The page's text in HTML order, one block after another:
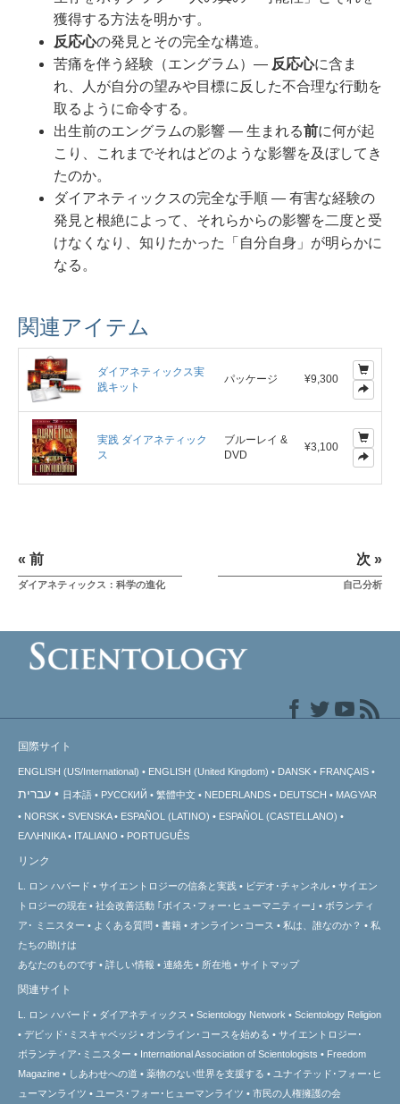
獲得する方法を明かす。
反応心の発見とその完全な構造。
苦痛を伴う経験（エングラム）― 反応心に含ま
れ、人が自分の望みや目標に反した不合理な行動を
取るように命令する。
出生前のエングラムの影響 ― 生まれる前に何が起
こり、これまでそれはどのような影響を及ぼしてき
たのか。
ダイアネティックスの完全な手順 ― 有害な経験の
発見と根絶によって、それらからの影響を二度と受
けなくなり、知りたかった「自分自身」が明らかに
なる。
関連アイテム
ダイアネティックス実
践キット
パッケージ ¥9,300
実践 ダイアネティック
ス
ブルーレイ &
DVD
¥3,100
« 前
ダイアネティックス：科学の進化
次 »
自己分析
国際サイト
ENGLISH (US/International) ENGLISH (United Kingdom) DANSK FRANÇAIS
עברית 日本語 РУССКИЙ 繁體中文 NEDERLANDS DEUTSCH
MAGYAR
NORSK
SVENSKA ESPAÑOL (LATINO)
ESPAÑOL (CASTELLANO)
ΕΛΛΗΝΙΚA
ITALIANO PORTUGUÊS
リンク
L. ロン ハバード サイエントロジーの信条と実践 ビデオ･チャンネル
サイエン
トロジーの現在 社会改善活動 ｢ボイス･フォー･ヒューマニティー｣
ボランティ
ア･
ミニスター よくある質問 書籍 オンライン･コース 私は、誰なのか？
私
たちの助けは
あなたのものです
詳しい情報 連絡先 所在地 サイトマップ
関連サイト
L. ロン ハバード ダイアネティックス Scientology Network
Scientology Religion
デビッド･ミスキャベッジ
オンライン･コースを始める
サイエントロジー･
ボランティア･ミニスター
International Association of Scientologists
Freedom
Magazine
しあわせへの道 薬物のない世界を支援する
ユナイテッド･フォー･ヒ
ューマンライツ
ユース･フォー･ヒューマンライツ 市民の人権擁護の会